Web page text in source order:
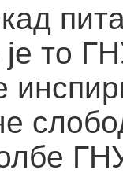
то